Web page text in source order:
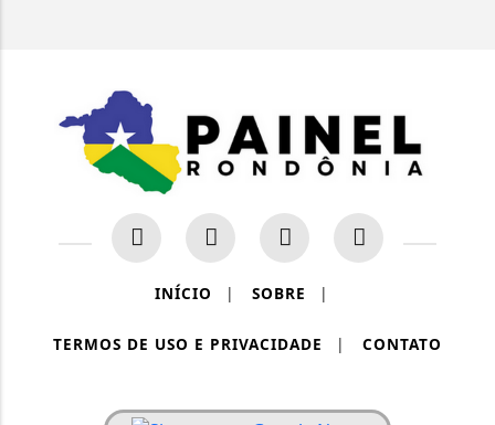
INÍCIO | SOBRE |
TERMOS DE USO E PRIVACIDADE | CONTATO